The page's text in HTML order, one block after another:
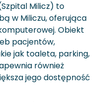
Milicz) to
w Miliczu, oferująca
Obiekt
pacjentów,
jak toaleta, parking,
również
jego dostępność